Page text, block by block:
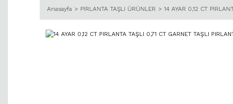
Anasayfa PIRLANTA TAŞLI ÜRÜNLER 14 AYAR 0,12 CT